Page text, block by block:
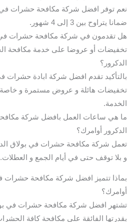
نعم توفر افضل شركة مكافحة حشرات في
ضمانا يتراوح بين 3 إلى 4 شهور.
هل تقدمون في شركة مكافحة حشرات في
تخفيضات أو عروضا على خدمة مكافحة
الدكرور؟
بالتأكيد تقدم افضل شركة ابادة حشرات
تخفيضات هائلة و عروض مستمرة و خاصة
الخدمة.
ما هي ساعات العمل بافضل شركة
الدكرور أوامرك؟
و بلا توقف حتى في أيام الجمع و العطلات.
بماذا تتميز افضل شركة مكافحة حشرات
أوامرك؟
تشتهر افضل شركة مكافحة حشرات في
بقدرتها الفائقة على مكافحة كافة